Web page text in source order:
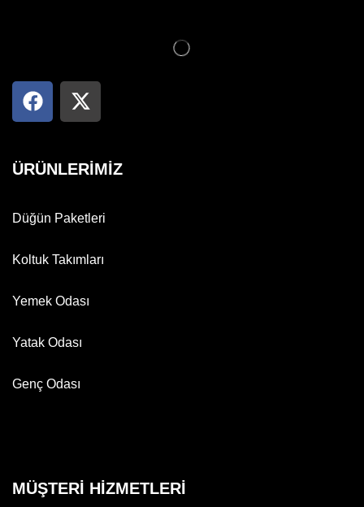
ÜRÜNLERİMİZ
Düğün Paketleri
Koltuk Takımları
Yemek Odası
Yatak Odası
Genç Odası
MÜŞTERİ HİZMETLERİ